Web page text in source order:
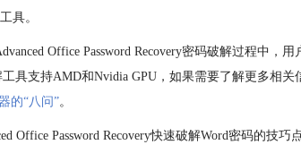
具。
Office Password Recovery密码破解过程中，
具支持AMD和Nvidia GPU，如果需要了解更多相关
的“八问”。
Office Password Recovery快速破解Word密码的技